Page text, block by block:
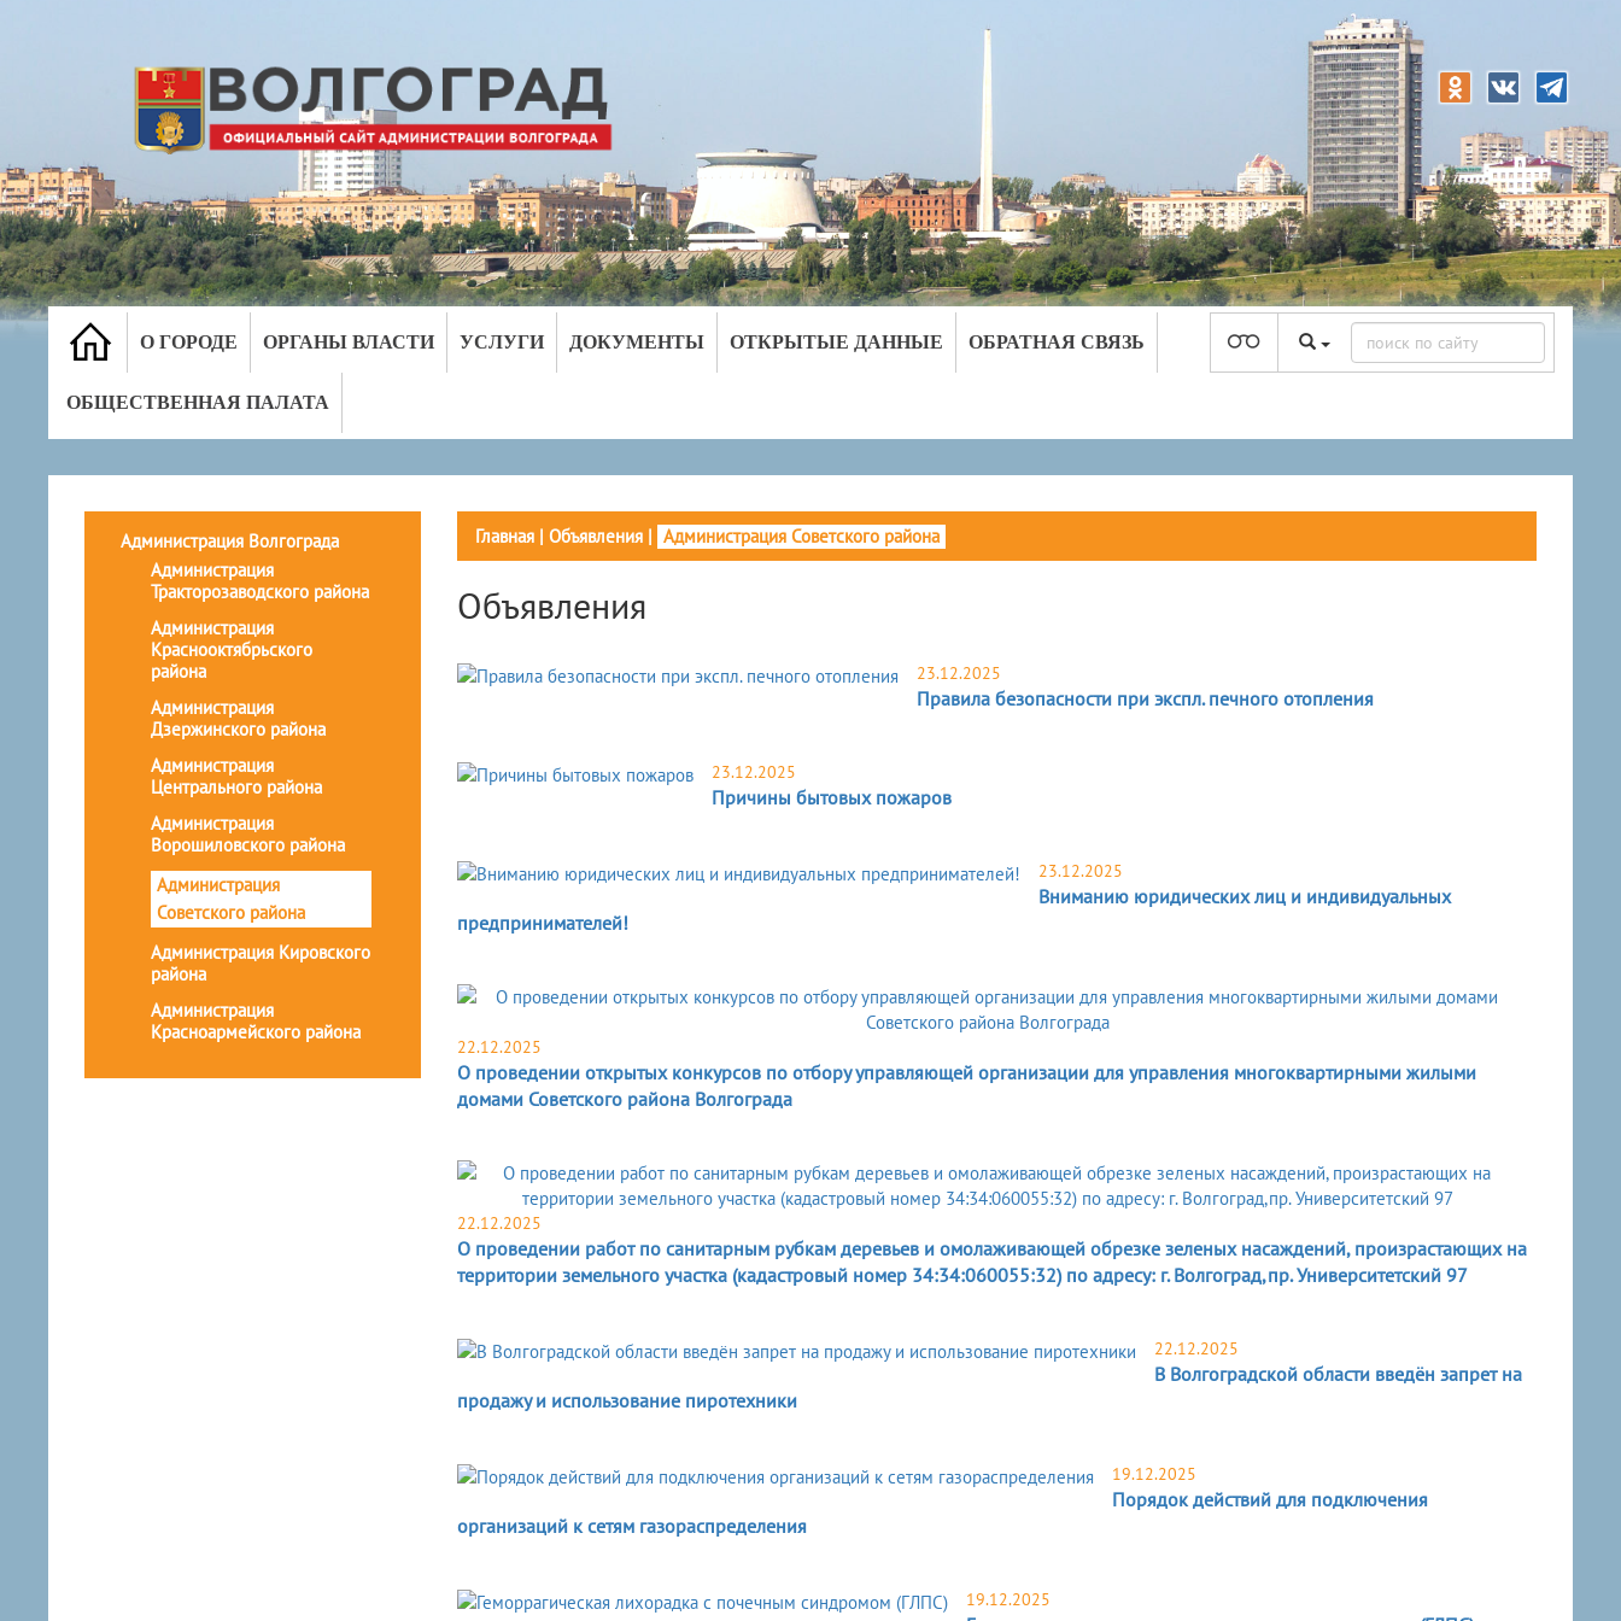
О ГОРОДЕ ОРГАНЫ ВЛАСТИ УСЛУГИ ДОКУМЕНТЫ ОТКРЫТЫЕ ДАННЫЕ ОБРАТНАЯ СВЯЗЬ
ОБЩЕСТВЕННАЯ ПАЛАТА
Администрация Волгограда
Администрация
Тракторозаводского района
Администрация
Краснооктябрьского
района
Администрация
Дзержинского района
Администрация
Центрального района
Администрация
Ворошиловского района
Администрация
Советского района
Администрация Кировского
района
Администрация
Красноармейского района
Главная| Объявления| Администрация Советского района
Объявления
23.12.2025
Правила безопасности при экспл. печного отопления
23.12.2025
Причины бытовых пожаров
23.12.2025
Вниманию юридических лиц и индивидуальных
предпринимателей!
22.12.2025
О проведении открытых конкурсов по отбору управляющей организации для управления многоквартирными жилыми
домами Советского района Волгограда
22.12.2025
О проведении работ по санитарным рубкам деревьев и омолаживающей обрезке зеленых насаждений, произрастающих на
территории земельного участка (кадастровый номер 34:34:060055:32) по адресу: г. Волгоград,пр. Университетский 97
22.12.2025
В Волгоградской области введён запрет на
продажу и использование пиротехники
19.12.2025
Порядок действий для подключения
организаций к сетям газораспределения
19.12.2025